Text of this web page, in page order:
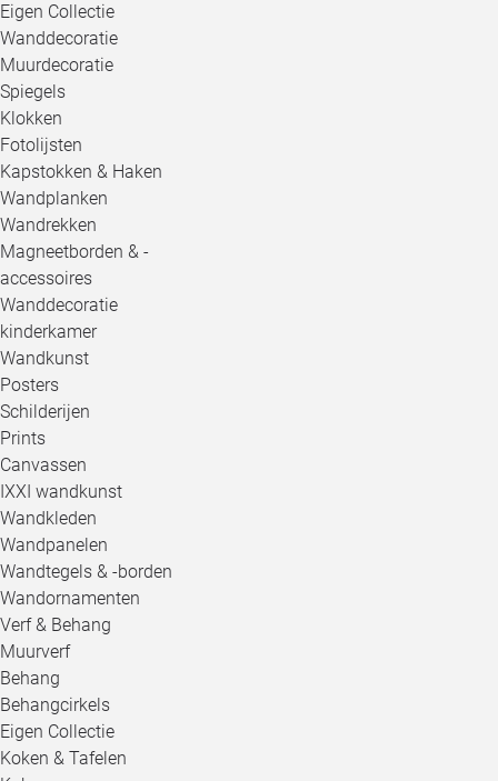
Eigen Collectie
Wanddecoratie
Muurdecoratie
Spiegels
Klokken
Fotolijsten
Kapstokken & Haken
Wandplanken
Wandrekken
Magneetborden & -
accessoires
Wanddecoratie
kinderkamer
Wandkunst
Posters
Schilderijen
Prints
Canvassen
IXXI wandkunst
Wandkleden
Wandpanelen
Wandtegels & -borden
Wandornamenten
Verf & Behang
Muurverf
Behang
Behangcirkels
Eigen Collectie
Koken & Tafelen